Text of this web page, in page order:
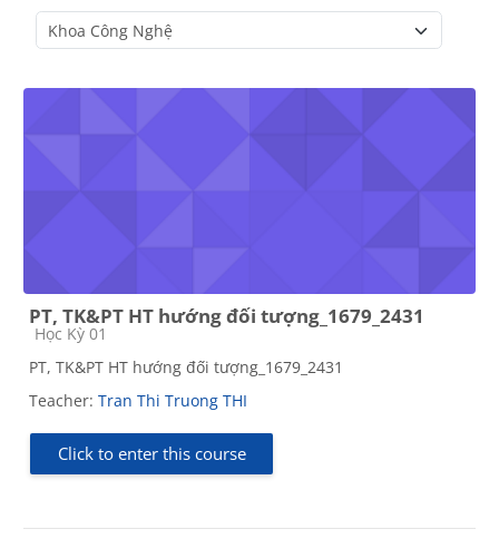
PT, TK&PT HT hướng đối tượng_1679_2431
Course category
Học Kỳ 01
PT, TK&PT HT hướng đối tượng_1679_2431
Teacher: Tran Thi Truong THI
Click to enter this course